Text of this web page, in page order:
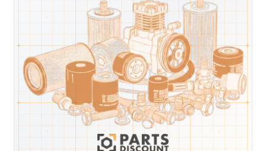
Expédition et Retours
sous 48-
72h
—
Sous réserve de disponibilité des stocks.
Livraison estimée 24h/48h par les
transporteurs.
France
métropolitaine
Livraison exclusivement en France
métropolitaine (hors Corse et DOM-
TOM).
totale
Pas de surprise : le coût exact est
calculé selon le poids et le volume de
votre commande avant paiement.